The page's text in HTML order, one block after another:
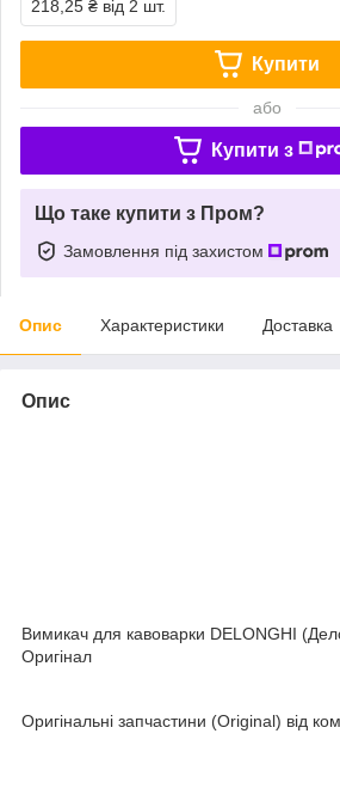
218,25 ₴ від 2 шт.
Купити
або
Купити з
Що таке купити з Пром?
Замовлення під захистом
Опис Характеристики Доставка
Опис
Вимикач для кавоварки DELONGHI
Оригінал
Оригінальні запчастини (Original) від